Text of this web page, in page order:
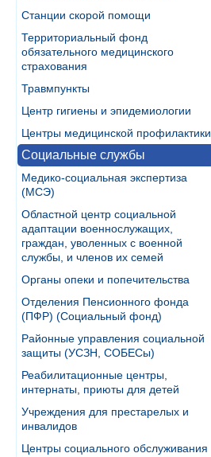
Станции скорой помощи
Территориальный фонд
обязательного медицинского
страхования
Травмпункты
Центр гигиены и эпидемиологии
Центры медицинской профилактики
Социальные службы
Медико-социальная экспертиза
(МСЭ)
Областной центр социальной
адаптации военнослужащих,
граждан, уволенных с военной
службы, и членов их семей
Органы опеки и попечительства
Отделения Пенсионного фонда
(ПФР) (Социальный фонд)
Районные управления социальной
защиты (УСЗН, СОБЕСы)
Реабилитационные центры,
интернаты, приюты для детей
Учреждения для престарелых и
инвалидов
Центры социального обслуживания